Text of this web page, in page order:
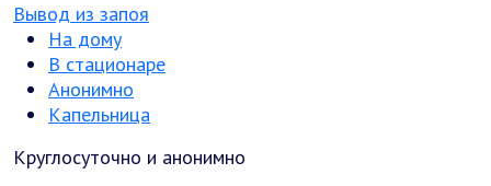
Вывод из запоя
На дому
В стационаре
Анонимно
Капельница
Круглосуточно и анонимно